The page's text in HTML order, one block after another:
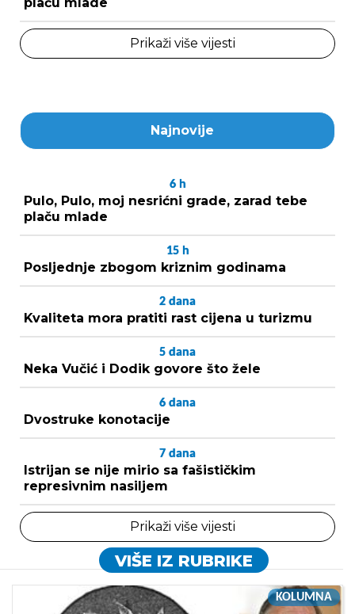
Prikaži više vijesti
Najnovije
6 h
Pulo, Pulo, moj nesrićni grade, zarad tebe
plaču mlade
15 h
Posljednje zbogom kriznim godinama
2 dana
Kvaliteta mora pratiti rast cijena u turizmu
5 dana
Neka Vučić i Dodik govore što žele
6 dana
Dvostruke konotacije
7 dana
Istrijan se nije mirio sa fašističkim
represivnim nasiljem
Prikaži više vijesti
VIŠE IZ RUBRIKE
KOLUMNA